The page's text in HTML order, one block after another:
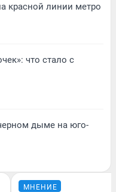
красной линии метро
что стало с
дыме на юго-
МНЕНИЕ